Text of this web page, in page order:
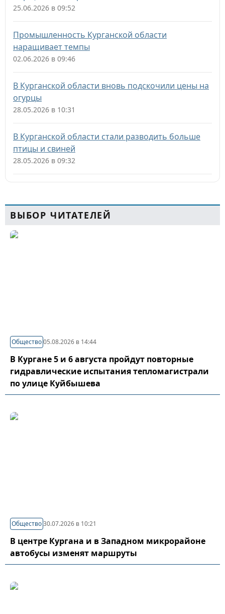
25.06.2026 в 09:52
Промышленность Курганской области
наращивает темпы
02.06.2026 в 09:46
В Курганской области вновь подскочили цены на
огурцы
28.05.2026 в 10:31
В Курганской области стали разводить больше
птицы и свиней
28.05.2026 в 09:32
ВЫБОР ЧИТАТЕЛЕЙ
Общество05.08.2026 в 14:44
В Кургане 5 и 6 августа пройдут повторные
гидравлические испытания тепломагистрали
по улице Куйбышева
Общество30.07.2026 в 10:21
В центре Кургана и в Западном микрорайоне
автобусы изменят маршруты